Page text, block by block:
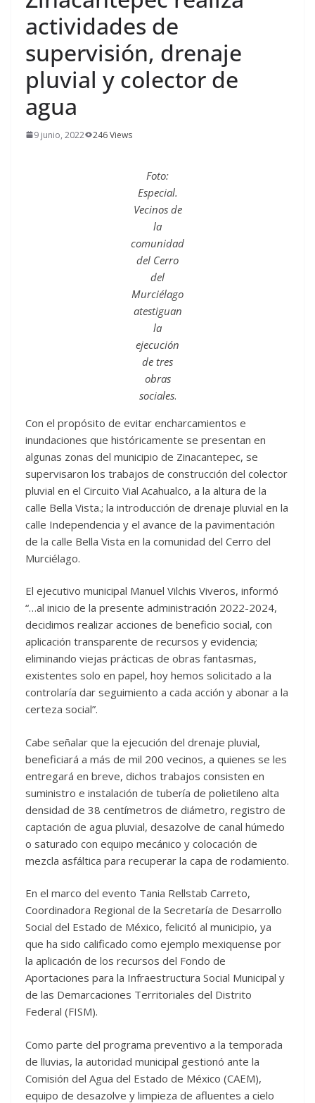
actividades de
supervisión, drenaje
pluvial y colector de
agua
9 junio, 2022 246 Views
Foto:
Especial.
Vecinos de
la
comunidad
del Cerro
del
Murciélago
atestiguan
la
ejecución
de tres
obras
sociales.
Con el propósito de evitar encharcamientos e
inundaciones que históricamente se presentan en
algunas zonas del municipio de Zinacantepec, se
supervisaron los trabajos de construcción del colector
pluvial en el Circuito Vial Acahualco, a la altura de la
calle Bella Vista.; la introducción de drenaje pluvial en la
calle Independencia y el avance de la pavimentación
de la calle Bella Vista en la comunidad del Cerro del
Murciélago.
El ejecutivo municipal Manuel Vilchis Viveros, informó
“…al inicio de la presente administración 2022-2024,
decidimos realizar acciones de beneficio social, con
aplicación transparente de recursos y evidencia;
eliminando viejas prácticas de obras fantasmas,
existentes solo en papel, hoy hemos solicitado a la
controlaría dar seguimiento a cada acción y abonar a la
certeza social”.
Cabe señalar que la ejecución del drenaje pluvial,
beneficiará a más de mil 200 vecinos, a quienes se les
entregará en breve, dichos trabajos consisten en
suministro e instalación de tubería de polietileno alta
densidad de 38 centímetros de diámetro, registro de
captación de agua pluvial, desazolve de canal húmedo
o saturado con equipo mecánico y colocación de
mezcla asfáltica para recuperar la capa de rodamiento.
En el marco del evento Tania Rellstab Carreto,
Coordinadora Regional de la Secretaría de Desarrollo
Social del Estado de México, felicitó al municipio, ya
que ha sido calificado como ejemplo mexiquense por
la aplicación de los recursos del Fondo de
Aportaciones para la Infraestructura Social Municipal y
de las Demarcaciones Territoriales del Distrito
Federal (FISM).
Como parte del programa preventivo a la temporada
de lluvias, la autoridad municipal gestionó ante la
Comisión del Agua del Estado de México (CAEM),
equipo de desazolve y limpieza de afluentes a cielo